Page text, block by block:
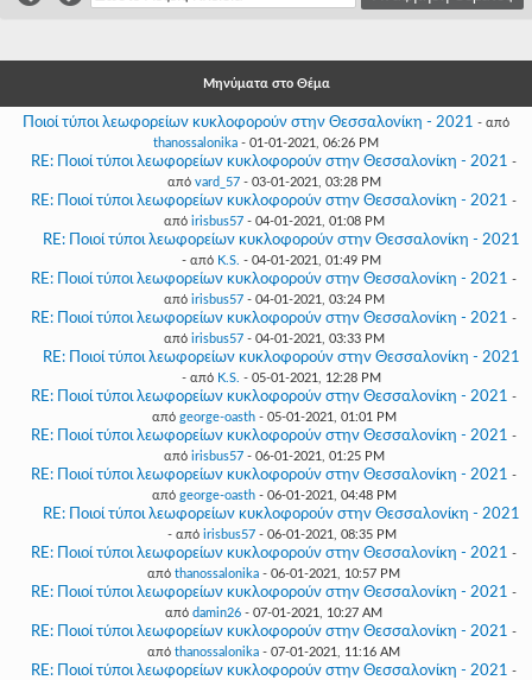
Επισκέπτη!
Εγγραφή
Μηνύματα στο Θέμα
Ποιοί τύποι λεωφορείων κυκλοφορούν στην Θεσσαλονίκη - 2021 - από
thanossalonika - 01-01-2021, 06:26 PM
RE: Ποιοί τύποι λεωφορείων κυκλοφορούν στην Θεσσαλονίκη - 2021 -
από vard_57- 03-01-2021, 03:28 PM
RE: Ποιοί τύποι λεωφορείων κυκλοφορούν στην Θεσσαλονίκη - 2021 -
από irisbus57- 04-01-2021, 01:08 PM
RE: Ποιοί τύποι λεωφορείων κυκλοφορούν στην Θεσσαλονίκη - 2021
- από K.S. - 04-01-2021, 01:49 PM
RE: Ποιοί τύποι λεωφορείων κυκλοφορούν στην Θεσσαλονίκη - 2021 -
από irisbus57- 04-01-2021, 03:24 PM
RE: Ποιοί τύποι λεωφορείων κυκλοφορούν στην Θεσσαλονίκη - 2021 -
από irisbus57- 04-01-2021, 03:33 PM
RE: Ποιοί τύποι λεωφορείων κυκλοφορούν στην Θεσσαλονίκη - 2021
- από K.S. - 05-01-2021, 12:28 PM
RE: Ποιοί τύποι λεωφορείων κυκλοφορούν στην Θεσσαλονίκη - 2021 -
από george-oasth- 05-01-2021, 01:01 PM
RE: Ποιοί τύποι λεωφορείων κυκλοφορούν στην Θεσσαλονίκη - 2021 -
από irisbus57- 06-01-2021, 01:25 PM
RE: Ποιοί τύποι λεωφορείων κυκλοφορούν στην Θεσσαλονίκη - 2021 -
από george-oasth- 06-01-2021, 04:48 PM
RE: Ποιοί τύποι λεωφορείων κυκλοφορούν στην Θεσσαλονίκη - 2021
- από irisbus57- 06-01-2021, 08:35 PM
RE: Ποιοί τύποι λεωφορείων κυκλοφορούν στην Θεσσαλονίκη - 2021 -
από thanossalonika - 06-01-2021, 10:57 PM
RE: Ποιοί τύποι λεωφορείων κυκλοφορούν στην Θεσσαλονίκη - 2021 -
από damin26 - 07-01-2021, 10:27 AM
RE: Ποιοί τύποι λεωφορείων κυκλοφορούν στην Θεσσαλονίκη - 2021 -
από thanossalonika - 07-01-2021, 11:16 AM
RE: Ποιοί τύποι λεωφορείων κυκλοφορούν στην Θεσσαλονίκη - 2021 -